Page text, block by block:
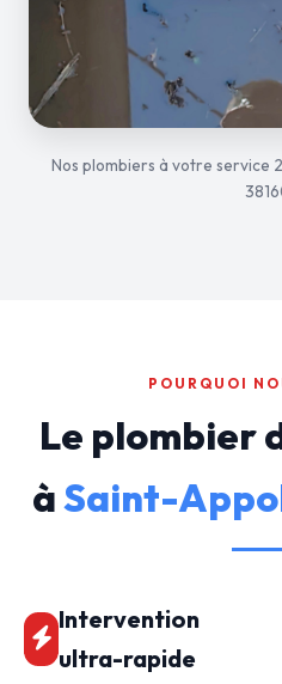
Nos plombiers à votre service
POURQUOI
Le plombier
àSaint-
Intervention
ultra-rapide